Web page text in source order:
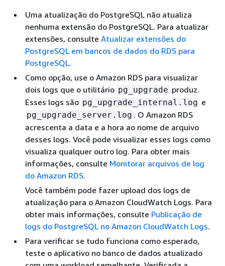
Uma atualização do PostgreSQL não atualiza
nenhuma extensão do PostgreSQL. Para atualizar
extensões, consulte Atualizar extensões do
PostgreSQL em bancos de dados do RDS para
PostgreSQL.
Como opção, use o Amazon RDS para visualizar
dois logs que o utilitário pg_upgrade produz.
Esses logs são pg_upgrade_internal.log e
pg_upgrade_server.log . O Amazon RDS
acrescenta a data e a hora ao nome de arquivo
desses logs. Você pode visualizar esses logs como
visualiza qualquer outro log. Para obter mais
informações, consulte Monitorar arquivos de log
do Amazon RDS.
Você também pode fazer upload dos logs de
atualização para o Amazon CloudWatch Logs. Para
obter mais informações, consulte Publicação de
logs do PostgreSQL no Amazon CloudWatch Logs.
Para verificar se tudo funciona como esperado,
teste o aplicativo no banco de dados atualizado